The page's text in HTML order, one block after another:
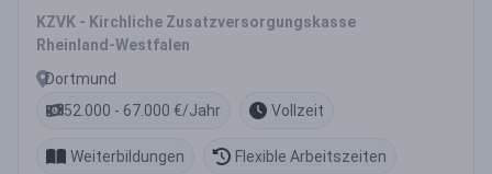
KZVK - Kirchliche Zusatzversorgungskasse
Rheinland-Westfalen
Dortmund
52.000 - 67.000 €/Jahr
Vollzeit
Weiterbildungen Flexible Arbeitszeiten